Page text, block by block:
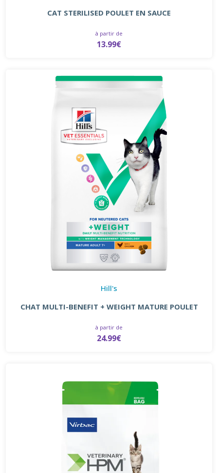
CAT STERILISED POULET EN SAUCE
à partir de
13.99€
Hill's
CHAT MULTI-BENEFIT + WEIGHT MATURE POULET
à partir de
24.99€